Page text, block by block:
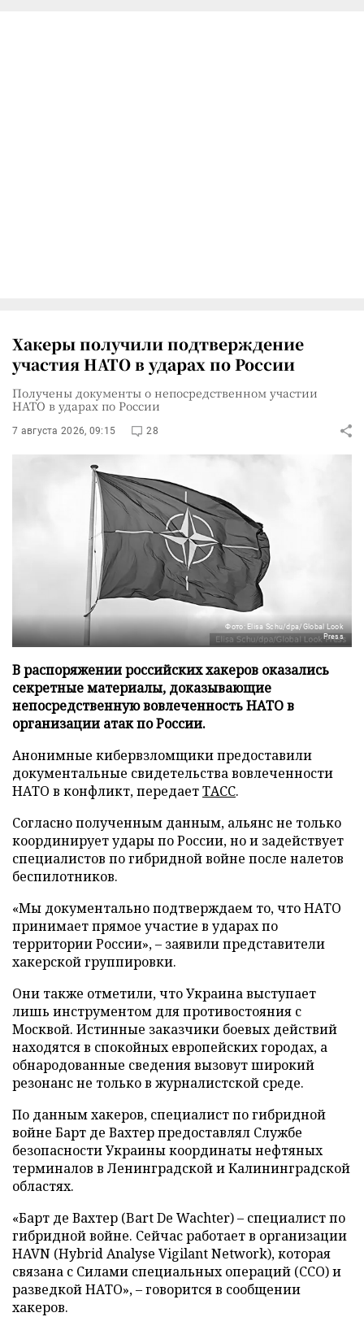
Хакеры получили подтверждение
участия НАТО в ударах по России
Получены документы о непосредственном участии
НАТО в ударах по России
7 августа 2026, 09:15 28
Фото: Elisa Schu/dpa/Global Look
Press
В распоряжении российских хакеров оказались
секретные материалы, доказывающие
непосредственную вовлеченность НАТО в
организации атак по России.
Анонимные кибервзломщики предоставили
документальные свидетельства вовлеченности
НАТО в конфликт, передаетТАСС.
Согласно полученным данным, альянс не только
координирует удары по России, но и задействует
специалистов по гибридной войне после налетов
беспилотников.
«Мы документально подтверждаем то, что НАТО
принимает прямое участие в ударах по
территории России», – заявили представители
хакерской группировки.
Они также отметили, что Украина выступает
лишь инструментом для противостояния с
Москвой. Истинные заказчики боевых действий
находятся в спокойных европейских городах, а
обнародованные сведения вызовут широкий
резонанс не только в журналистской среде.
По данным хакеров, специалист по гибридной
войне Барт де Вахтер предоставлял Службе
безопасности Украины координаты нефтяных
терминалов в Ленинградской и Калининградской
областях.
«Барт де Вахтер (Bart De Wachter) – специалист по
гибридной войне. Сейчас работает в организации
HAVN (Hybrid Analyse Vigilant Network), которая
связана с Силами специальных операций (ССО) и
разведкой НАТО», – говорится в сообщении
хакеров.